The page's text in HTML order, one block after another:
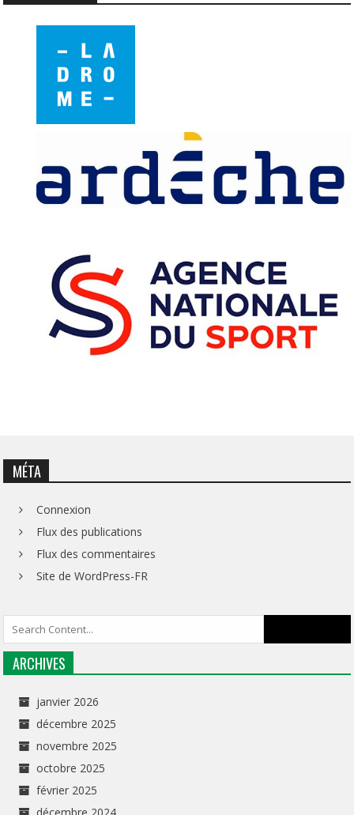
MÉTA
Connexion
Flux des publications
Flux des commentaires
Site de WordPress-FR
ARCHIVES
janvier 2026
décembre 2025
novembre 2025
octobre 2025
février 2025